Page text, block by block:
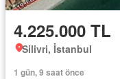
4.225.000 TL
Silivri, İstanbul
1 gün, 9 saat önce